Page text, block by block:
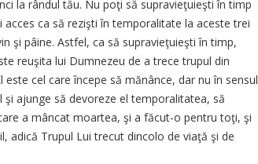
la rândul tău. Nu poţi să supravieţuieşti în timp
ca să rezişti în temporalitate la aceste trei
şi pâine. Astfel, ca să supravieţuieşti în timp,
reuşita lui Dumnezeu de a trece trupul din
cel care începe să mănânce, dar nu în sensul
ajunge să devoreze el temporalitatea, să
a mâncat moartea, şi a făcut-o pentru toţi, şi
adică Trupul Lui trecut dincolo de viaţă şi de